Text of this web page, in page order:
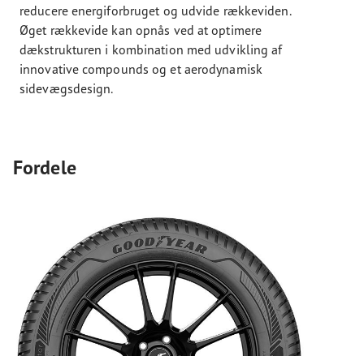
reducere energiforbruget og udvide rækkeviden.
Øget rækkevide kan opnås ved at optimere
dækstrukturen i kombination med udvikling af
innovative compounds og et aerodynamisk
sidevægsdesign.
Fordele